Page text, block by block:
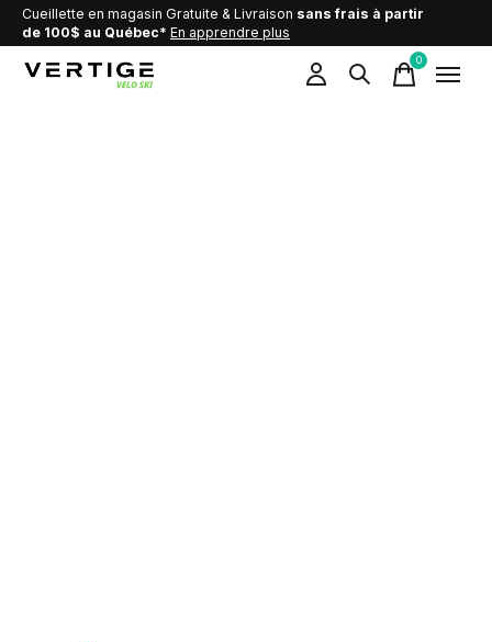
Cueillette en magasin Gratuite & Livraison sans frais à partir
de 100$ au Québec* En apprendre plus
0items